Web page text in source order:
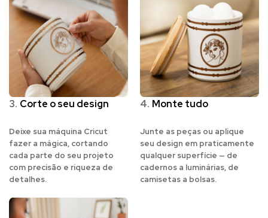
3. Corte o seu design
Deixe sua máquina Cricut
fazer a mágica, cortando
cada parte do seu projeto
com precisão e riqueza de
detalhes.
4. Monte tudo
Junte as peças ou aplique
seu design em praticamente
qualquer superfície — de
cadernos a luminárias, de
camisetas a bolsas.